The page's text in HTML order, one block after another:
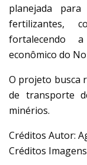
planejada
fertilizantes,
fortalecendo
econômico do
O projeto busca
de transporte
minérios.
Créditos Autor:
Créditos